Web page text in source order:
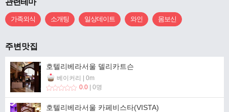
관련테마
가족외식 소개팅 일상데이트 와인 몸보신
주변맛집
호텔리베라서울 델리카트슨
베이커리 | 0m
0.0 | 0명
호텔리베라서울 카페비스타(VISTA)